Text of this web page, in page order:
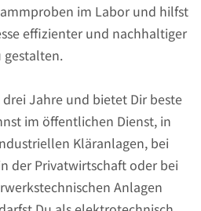
im Labor und hilfst
effizienter und nachhaltiger
gestalten.
Jahre und bietet Dir beste
im öffentlichen Dienst, in
Kläranlagen, bei
der Privatwirtschaft oder bei
Anlagen